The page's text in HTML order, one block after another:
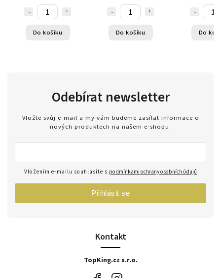
Do košíku Do košíku Do
Kontakt
TopKing.cz s.r.o.
Odebírat newsletter
Vložte svůj e-mail a my vám budeme zasílat informace o
nových produktech na našem e-shopu.
Vložením e-mailu souhlasíte s podmínkami ochrany osobních údajů
Přihlásit se